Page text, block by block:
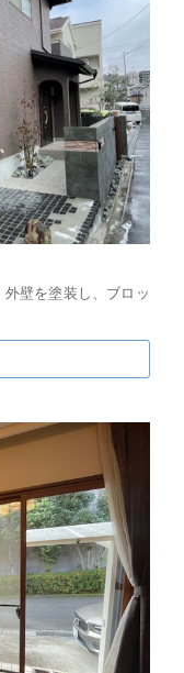
外壁を塗装し、ブロッ